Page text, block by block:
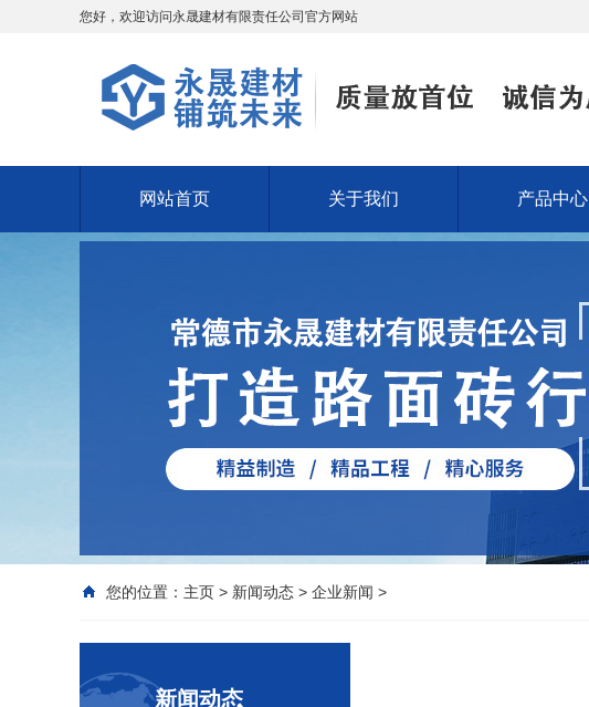
您好，欢迎访问永晟建材有限责任公司官方网站
网站首页 关于我们 产品中心
您的位置： 主页 > 新闻动态 > 企业新闻 >
新闻动态